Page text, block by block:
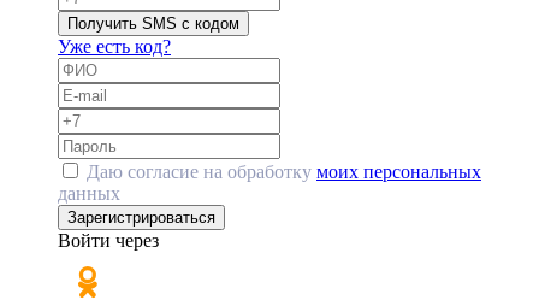
Получить SMS с кодом
Уже есть код?
Даю согласие на обработку моих персональных
данных
Зарегистрироваться
Войти через